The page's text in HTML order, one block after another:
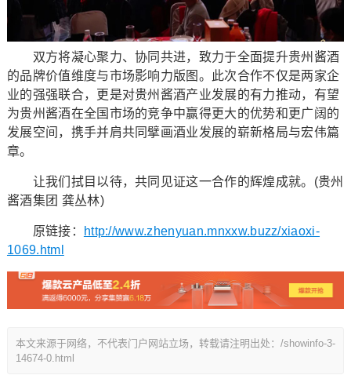
双方将凝心聚力、协同共进，致力于全面提升贵州酱酒
的品牌价值维度与市场影响力版图。此次合作不仅是两家企
业的强强联合，更是对贵州酱酒产业发展的有力推动，有望
为贵州酱酒在全国市场的竞争中赢得更大的优势和更广阔的
发展空间，携手并肩共同擘画酒业发展的崭新格局与宏伟篇
章。
让我们拭目以待，共同见证这一合作的辉煌成就。(贵州
酱酒集团 龚丛林)
原链接：
http://www.zhenyuan.mnxxw.buzz/xiaoxi-
1069.html
本文来源于网络，不代表门户网站立场，转载请注明出处：/showinfo-3-
14674-0.html